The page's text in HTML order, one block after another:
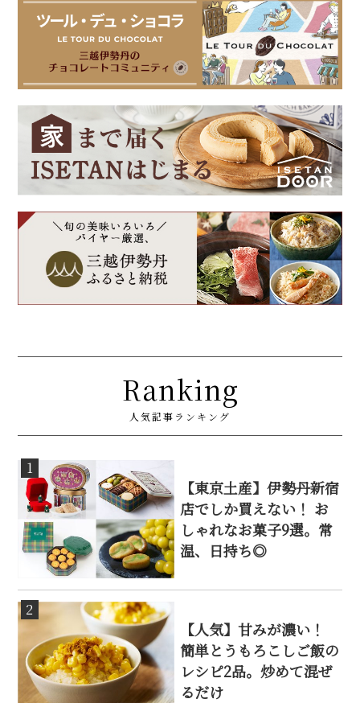
Ranking
人気記事ランキング
1
【東京土産】伊勢丹新宿
店でしか買えない！ お
しゃれなお菓子9選。常
温、日持ち◎
2
【人気】甘みが濃い！
簡単とうもろこしご飯の
レシピ2品。炒めて混ぜ
るだけ